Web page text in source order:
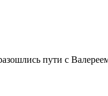
пути с